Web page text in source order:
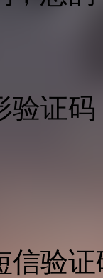
验证码
信验证